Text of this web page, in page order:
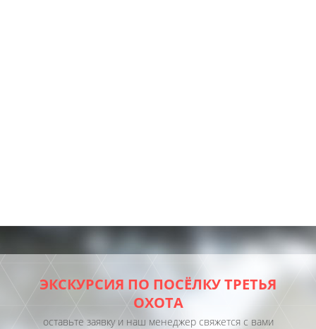
ЭКСКУРСИЯ ПО ПОСЁЛКУ ТРЕТЬЯ
ОХОТА
оставьте заявку и наш менеджер свяжется с вами